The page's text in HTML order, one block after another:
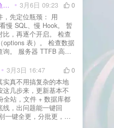
子非鱼也安知鱼之乐 3月6日 09:23
0
先定位瓶颈： 用
SQL、慢 Hook。 暂
再逐个开启。 检查
表）。 检查数据
高就
3月3日 16:47
0
实真不用搞复杂的本地
这几步来，更新基本不
线，出问题能一键回
一键全更，分批更，先